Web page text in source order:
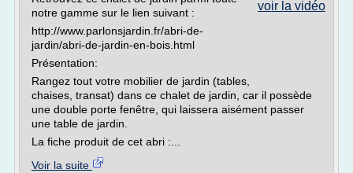
voir la vidéo
notre gamme sur le lien suivant :
http://www.parlonsjardin.fr/abri-de-
jardin/abri-de-jardin-en-bois.html
Présentation:
Rangez tout votre mobilier de jardin (tables,
chaises, transat) dans ce chalet de jardin, car il possède
une double porte fenêtre, qui laissera aisément passer
une table de jardin.
La fiche produit de cet abri :...
Voir la suite